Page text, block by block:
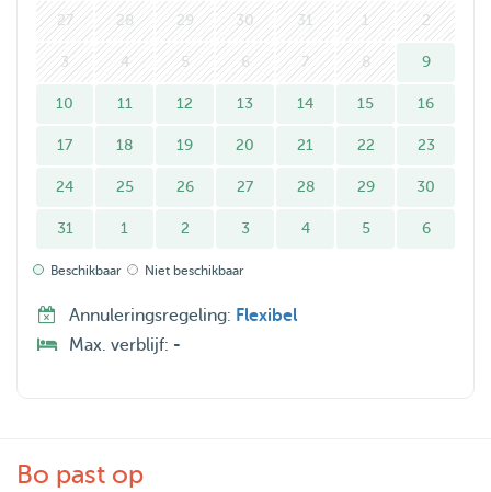
jouw dier zich veilig en gelukkig voelt. Interesse? Neem
27 28 29 30 31 1 2
3 4 5 6 7 8 9
10 11 12 13 14 15 16
17 18 19 20 21 22 23
24 25 26 27 28 29 30
31 1 2 3 4 5 6
Beschikbaar Niet beschikbaar
Annuleringsregeling: Flexibel
Max. verblijf: -
Bo past op